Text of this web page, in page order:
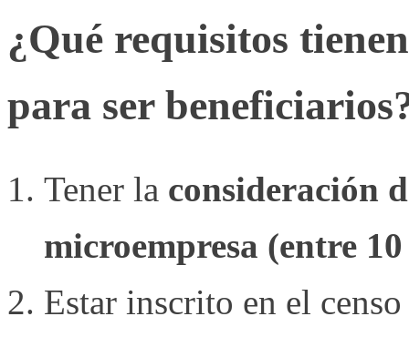
¿Qué requisitos
para ser
Tener la consideración
microempresa (entre
Estar inscrito en el